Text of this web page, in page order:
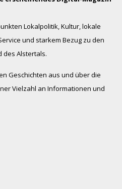
Lokalpolitik, Kultur, lokale
und starkem Bezug zu den
des Alstertals.
Geschichten aus und über die
Vielzahl an Informationen und